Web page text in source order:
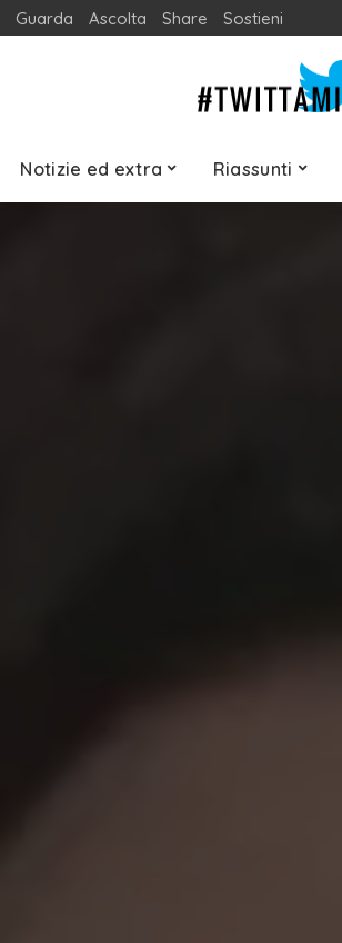
Guarda Ascolta Share Sostieni
Notizie ed extra Riassunti